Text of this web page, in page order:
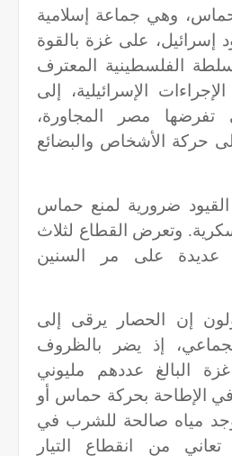
وهي جماعة إسلامية
على غزة بالقوة
الفلسطينية المعترف
الإسرائيلية، إلى
تفرضها مصر المجاورة،
حركة الأشخاص والبضائع
ضرورية لمنع حماس
وتعرض القطاع لثلاث
عديدة على مر السنين
إن الحصار يرقى إلى
إذ يضر بالظروف
البالغ عددهم مليوني
الإطاحة بحركة حماس أو
مياه صالحة للشرب في
من انقطاع التيار